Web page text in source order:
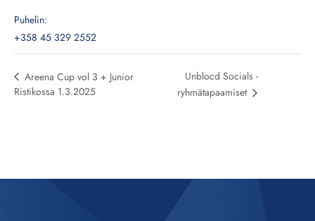
Puhelin:
+358 45 329 2552
Areena Cup vol 3 + Junior
Ristikossa 1.3.2025
Unblocd Socials -
ryhmätapaamiset